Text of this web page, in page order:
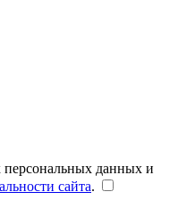
персональных данных и
сайта.